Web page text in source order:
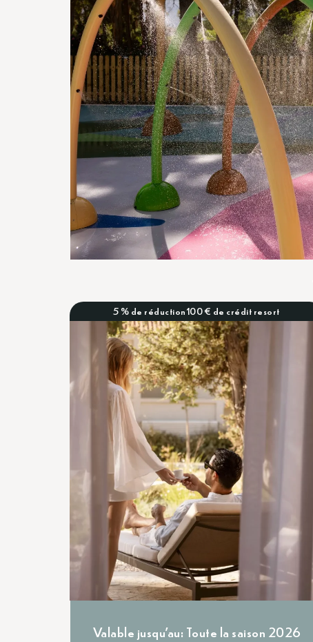
5 % de réduction100 € de crédit resort
Valable jusqu'au: Toute la saison 2026